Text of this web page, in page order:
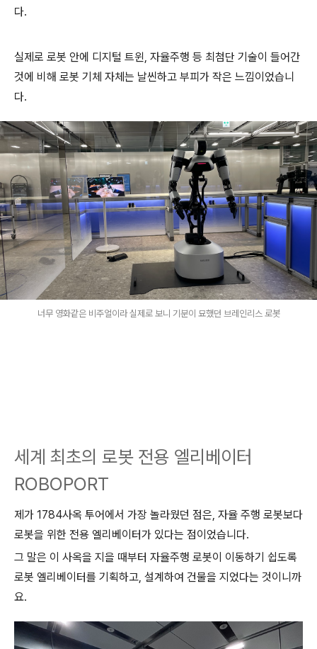
다.
실제로 로봇 안에 디지털 트윈, 자율주행 등 최첨단 기술이 들어간
것에 비해 로봇 기체 자체는 날씬하고 부피가 작은 느낌이었습니
다.
너무 영화같은 비주얼이라 실제로 보니 기분이 묘했던 브레인리스 로봇
세계 최초의 로봇 전용 엘리베이터
ROBOPORT
제가 1784사옥 투어에서 가장 놀라웠던 점은, 자율 주행 로봇보다
로봇을 위한 전용 엘리베이터가 있다는 점이었습니다.
그 말은 이 사옥을 지을 때부터 자율주행 로봇이 이동하기 쉽도록
로봇 엘리베이터를 기획하고, 설계하여 건물을 지었다는 것이니까
요.